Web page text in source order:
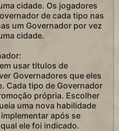
cidade. Os jogadores
de cada tipo nas
um Governador por vez
cidade.
usar títulos de
Governadores que eles
Cada tipo de Governador
própria. Escolher
uma nova habilidade
após se
ele foi indicado.